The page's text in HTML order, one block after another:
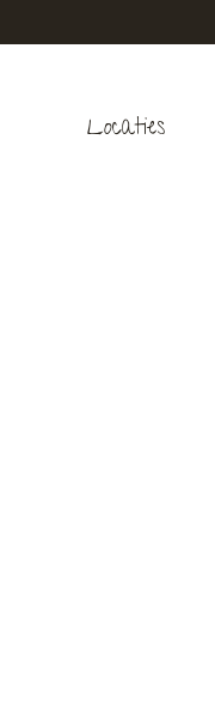
Locaties